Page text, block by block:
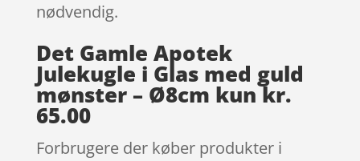
nødvendig.
Det Gamle Apotek
Julekugle i Glas med guld
mønster – Ø8cm kun kr.
65.00
Forbrugere der køber produkter i